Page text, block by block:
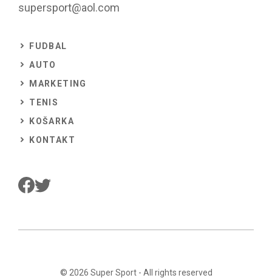
supersport@aol.com
FUDBAL
AUTO
MARKETING
TENIS
KOŠARKA
KONTAKT
© 2026 Super Sport- All rights reserved